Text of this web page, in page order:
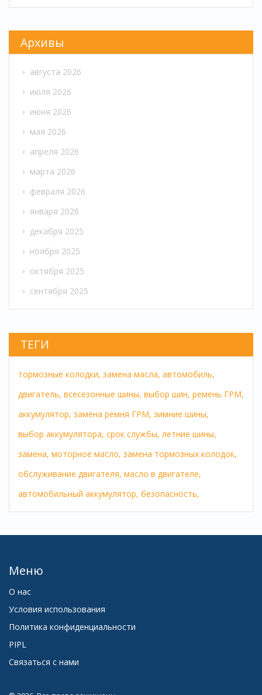
Архивы
августа 2026
июля 2026
июня 2026
мая 2026
апреля 2026
марта 2026
февраля 2026
января 2026
декабря 2025
ноября 2025
октября 2025
сентября 2025
ТЕГИ
тормозные колодки, замена масла, автомобиль,
двигатель, всесезонные шины, выбор шин, ремень ГРМ,
аккумулятор, замена ремня ГРМ, зимние шины,
выбор аккумулятора, срок службы, летние шины,
замена, моторное масло, замена тормозных колодок,
обслуживание двигателя, масло в двигателе,
автомобильный аккумулятор, безопасность,
Меню
О нас
Условия использования
Политика конфиденциальности
PIPL
Связаться с нами